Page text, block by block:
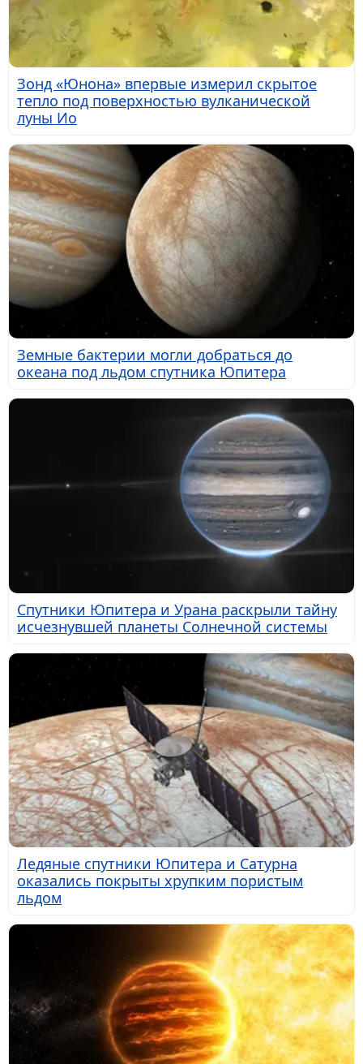
Зонд «Юнона» впервые измерил скрытое
тепло под поверхностью вулканической
луны Ио
Земные бактерии могли добраться до
океана под льдом спутника Юпитера
Спутники Юпитера и Урана раскрыли тайну
исчезнувшей планеты Солнечной системы
Ледяные спутники Юпитера и Сатурна
оказались покрыты хрупким пористым
льдом